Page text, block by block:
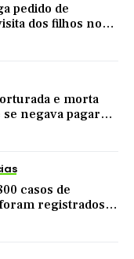
pedido de
dos filhos no
e morta
se negava pagar
casos de
registrados